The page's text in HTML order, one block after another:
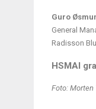
Guro
General
Radisson
HSMAI
Foto: Morten